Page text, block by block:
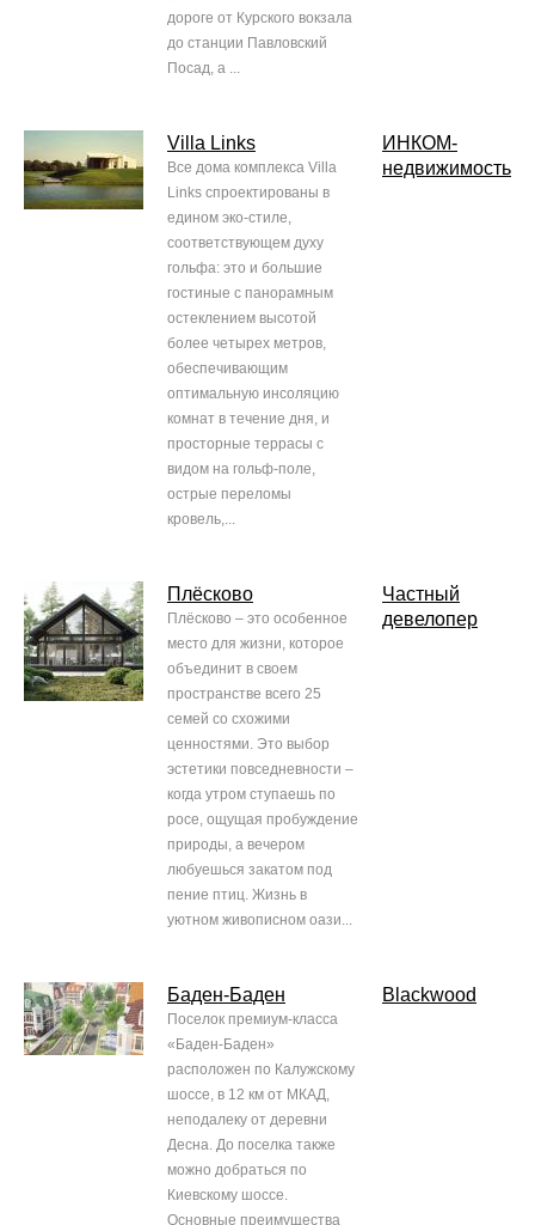
дороге от Курского вокзала
до станции Павловский
Посад, а ...
Villa Links
Все дома комплекса Villa
Links спроектированы в
едином эко-стиле,
соответствующем духу
гольфа: это и большие
гостиные с панорамным
остеклением высотой
более четырех метров,
обеспечивающим
оптимальную инсоляцию
комнат в течение дня, и
просторные террасы с
видом на гольф-поле,
острые переломы
кровель,...
ИНКОМ-
недвижимость
Плёсково
Плёсково – это особенное
место для жизни, которое
объединит в своем
пространстве всего 25
семей со схожими
ценностями. Это выбор
эстетики повседневности –
когда утром ступаешь по
росе, ощущая пробуждение
природы, а вечером
любуешься закатом под
пение птиц. Жизнь в
уютном живописном оази...
Частный
девелопер
Баден-Баден
Поселок премиум-класса
«Баден-Баден»
расположен по Калужскому
шоссе, в 12 км от МКАД,
неподалеку от деревни
Десна. До поселка также
можно добраться по
Киевскому шоссе.
Основные преимущества
Blackwood